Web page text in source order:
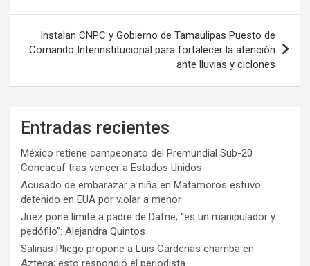
entradas
Instalan CNPC y Gobierno de Tamaulipas Puesto de
Comando Interinstitucional para fortalecer la atención
ante lluvias y ciclones
Entradas recientes
México retiene campeonato del Premundial Sub-20
Concacaf tras vencer a Estados Unidos
Acusado de embarazar a niña en Matamoros estuvo
detenido en EUA por violar a menor
Juez pone límite a padre de Dafne; “es un manipulador y
pedófilo”: Alejandra Quintos
Salinas Pliego propone a Luis Cárdenas chamba en
Azteca; esto respondió el periodista